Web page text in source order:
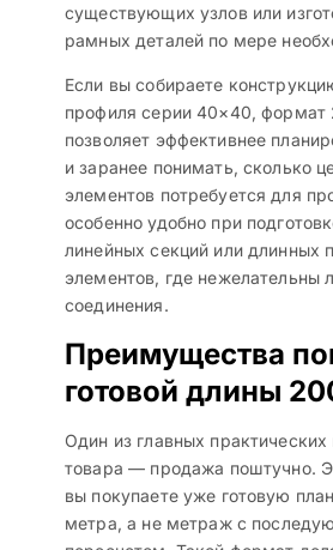
существующих узлов или
рамных деталей по мере
Если вы собираете
профиля серии 40×40, формат
позволяет эффективнее
и заранее понимать, сколько
элементов потребуется для
особенно удобно при
линейных секций или длинных
элементов, где нежелательны
соединения.
Преимущества
готовой длины
Один из главных
товара — продажа поштучно.
вы покупаете уже готовую
метра, а не метраж с